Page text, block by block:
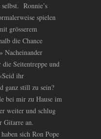
Ronnie’s
spielen
grösserem
die Chance
Nacheinander
Seitentreppe und
ihr
ganz still zu sein?
bei mir zu Hause im
weiter und schlug
Gitarre an.
sich Ron Pope